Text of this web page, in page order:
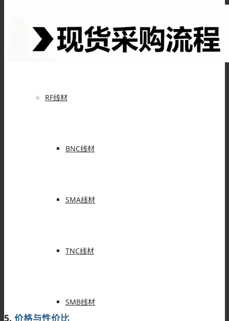
QMA 连接器
RF线材
BNC线材
SMA线材
TNC线材
SMB线材
5. 价格与性价比